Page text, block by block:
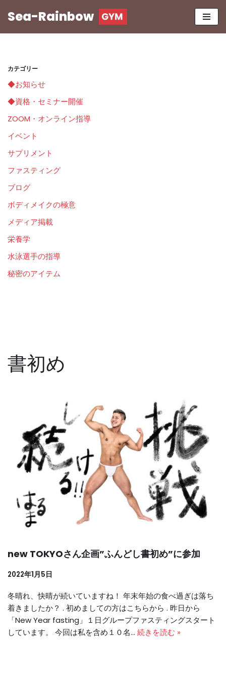
へ
ス
ッ
プ
Sea-Rainbow
カテゴリー
◆お知らせ
◆資格・セミナー開催
ZOOM・オンライン指導
イベント
サプリメント
ファスティング
ブログ
ボディメイクの極意
メディア掲載
栄養学
水泳選手の指導
秘密のアイテム
書初め
new TOKYOさん企画”ふんどし書初め”に参加
2022年1月5日
冬晴れ、快晴が続いていますね！ 年末年始の食べ過ぎは落ち
着きましたか？ . 初めましての方はこちらから . 昨日から
「New Year fasting」１日グループファスティングスタート
しています。 今回は私を含め１０名… 続きを読む »